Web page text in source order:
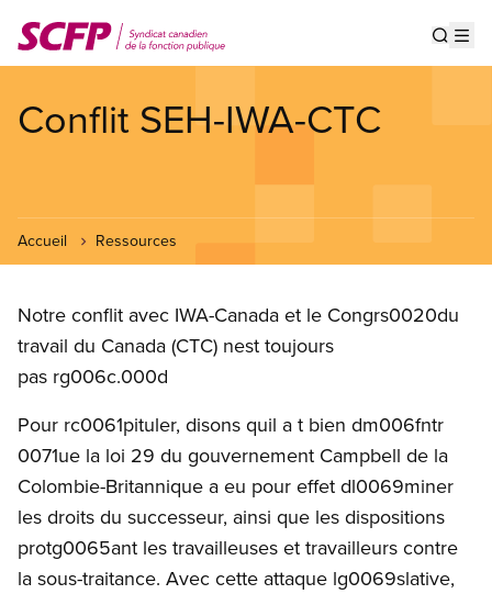
au
contenu
Conflit SEH-IWA-CTC
Accueil Ressources
Notre conflit avec IWA-Canada et le Congrs0020du
travail du Canada (CTC) nest toujours
pas rg006c.000d
Pour rc0061pituler, disons quil a t bien dm006fntr
0071ue la loi 29 du gouvernement Campbell de la
Colombie-Britannique a eu pour effet dl0069miner
les droits du successeur, ainsi que les dispositions
protg0065ant les travailleuses et travailleurs contre
la sous-traitance. Avec cette attaque lg0069slative,